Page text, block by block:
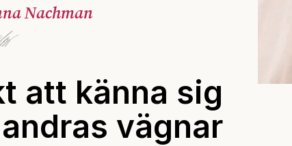
Nachman
att känna sig
vägnar